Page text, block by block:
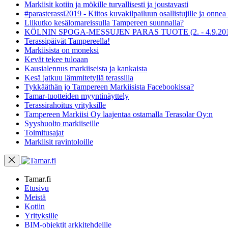
Markiisit kotiin ja mökille turvallisesti ja joustavasti
#parasterassi2019 - Kiitos kuvakilpailuun osallistujille ja
Liikutko kesälomareissulla Tampereen suunnalla?
KÖLNIN SPOGA-MESSUJEN PARAS TUOTE (2. -
Terassipäivät Tampereella!
Markiisista on moneksi
Kevät tekee tuloaan
Kausialennus markiiseista ja kankaista
Kesä jatkuu lämmitetyllä terassilla
Tykkääthän jo Tampereen Markiisista Facebookissa?
Tamar-tuotteiden myyntinäyttely
Terassirahoitus yrityksille
Tampereen Markiisi Oy laajentaa ostamalla Terasolar Oy:n
Syyshuolto markiiseille
Toimitusajat
Markiisit ravintoloille
Tamar.fi
Etusivu
Meistä
Kotiin
Yrityksille
BIM-objektit arkkitehdeille